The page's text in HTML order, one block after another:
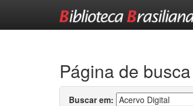
Página de busca
Buscar em: